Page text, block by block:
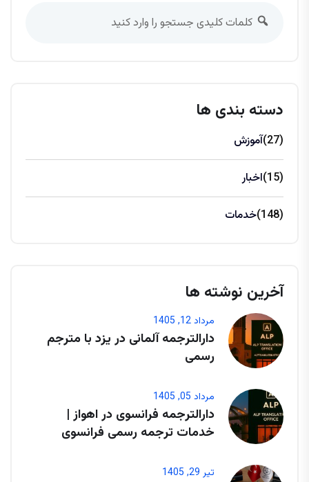
دسته بندی ها
آموزش (27)
اخبار (15)
خدمات (148)
آخرین نوشته ها
مرداد 12, 1405
دارالترجمه آلمانی در یزد با مترجم
رسمی
مرداد 05, 1405
دارالترجمه فرانسوی در اهواز |
خدمات ترجمه رسمی فرانسوی
تیر 29, 1405